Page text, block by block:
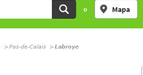
o Mapa
Pas-de-Calais Labroye